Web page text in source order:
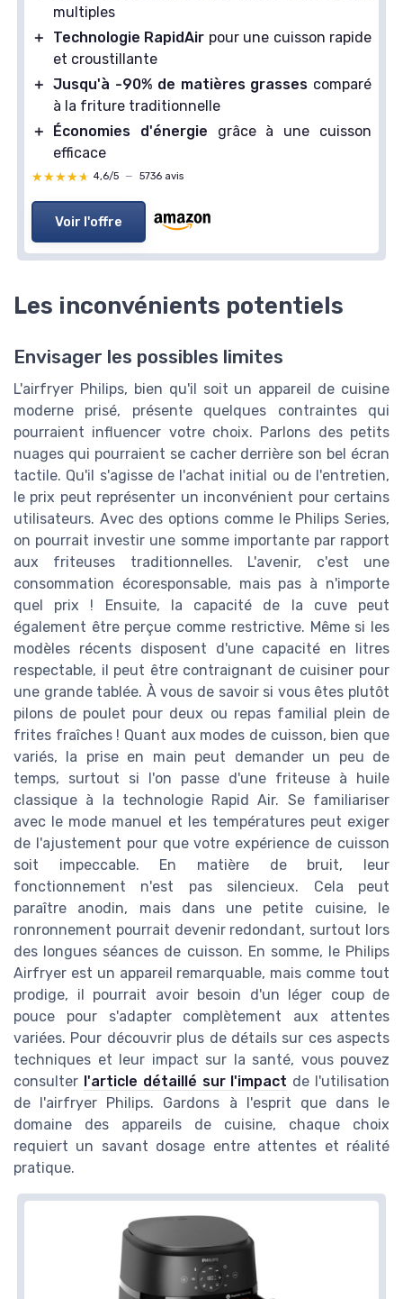
multiples
＋
Technologie RapidAir pour une cuisson rapide
et croustillante
＋ Jusqu'à -90% de matières grasses comparé
à la friture traditionnelle
＋
Économies d'énergie grâce à une cuisson
efficace
★★★★★
★★★★★ 4,6/5 — 5736 avis
Voir l'offre
Les inconvénients potentiels
Envisager les possibles limites
L'airfryer Philips, bien qu'il soit un appareil de cuisine
moderne prisé, présente quelques contraintes qui
pourraient influencer votre choix. Parlons des petits
nuages qui pourraient se cacher derrière son bel écran
tactile. Qu'il s'agisse de l'achat initial ou de l'entretien,
le prix peut représenter un inconvénient pour certains
utilisateurs. Avec des options comme le Philips Series,
on pourrait investir une somme importante par rapport
aux friteuses traditionnelles. L'avenir, c'est une
consommation écoresponsable, mais pas à n'importe
quel prix ! Ensuite, la capacité de la cuve peut
également être perçue comme restrictive. Même si les
modèles récents disposent d'une capacité en litres
respectable, il peut être contraignant de cuisiner pour
une grande tablée. À vous de savoir si vous êtes plutôt
pilons de poulet pour deux ou repas familial plein de
frites fraîches ! Quant aux modes de cuisson, bien que
variés, la prise en main peut demander un peu de
temps, surtout si l'on passe d'une friteuse à huile
classique à la technologie Rapid Air. Se familiariser
avec le mode manuel et les températures peut exiger
de l'ajustement pour que votre expérience de cuisson
soit impeccable. En matière de bruit, leur
fonctionnement n'est pas silencieux. Cela peut
paraître anodin, mais dans une petite cuisine, le
ronronnement pourrait devenir redondant, surtout lors
des longues séances de cuisson. En somme, le Philips
Airfryer est un appareil remarquable, mais comme tout
prodige, il pourrait avoir besoin d'un léger coup de
pouce pour s'adapter complètement aux attentes
variées. Pour découvrir plus de détails sur ces aspects
techniques et leur impact sur la santé, vous pouvez
consulter l'article détaillé sur l'impact de l'utilisation
de l'airfryer Philips. Gardons à l'esprit que dans le
domaine des appareils de cuisine, chaque choix
requiert un savant dosage entre attentes et réalité
pratique.